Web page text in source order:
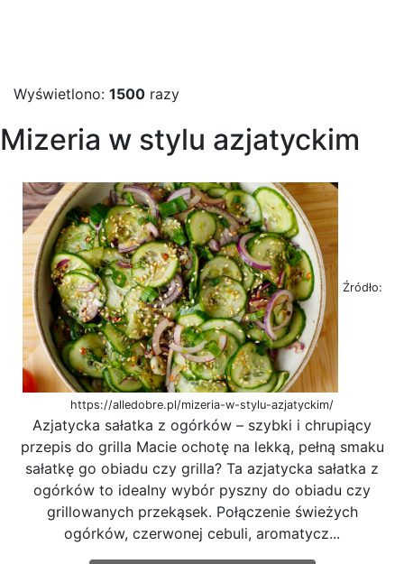
Wyświetlono: 1500 razy
Mizeria w stylu azjatyckim
Źródło:
https://alledobre.pl/mizeria-w-stylu-azjatyckim/
Azjatycka sałatka z ogórków – szybki i chrupiący
przepis do grilla Macie ochotę na lekką, pełną smaku
sałatkę go obiadu czy grilla? Ta azjatycka sałatka z
ogórków to idealny wybór pyszny do obiadu czy
grillowanych przekąsek. Połączenie świeżych
ogórków, czerwonej cebuli, aromatycz...